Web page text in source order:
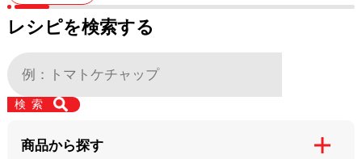
レシピを検索する
商品から探す